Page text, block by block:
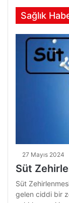
Sağlık
27 Mayıs 2024
Süt
Süt
gelen ciddi bir